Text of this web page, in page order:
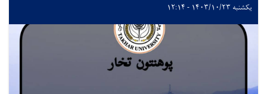
یکشنبه ۱۴۰۳/۱۰/۲۳ - ۱۲:۱۴